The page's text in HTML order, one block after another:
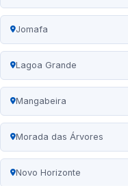
Jomafa
Lagoa Grande
Mangabeira
Morada das Árvores
Novo Horizonte